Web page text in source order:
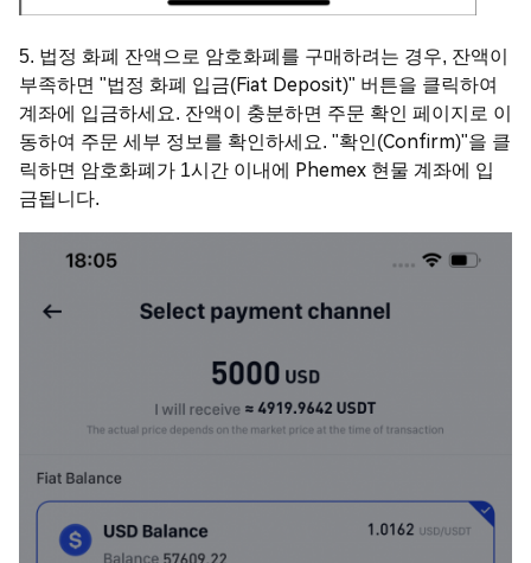
5. 법정 화폐 잔액으로 암호화폐를 구매하려는 경우, 잔액이
부족하면 "법정 화폐 입금(Fiat Deposit)" 버튼을 클릭하여
계좌에 입금하세요. 잔액이 충분하면 주문 확인 페이지로 이
동하여 주문 세부 정보를 확인하세요. "확인(Confirm)"을 클
릭하면 암호화폐가 1시간 이내에 Phemex 현물 계좌에 입
금됩니다.